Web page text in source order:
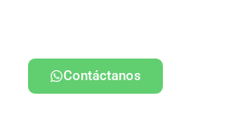
Contáctanos